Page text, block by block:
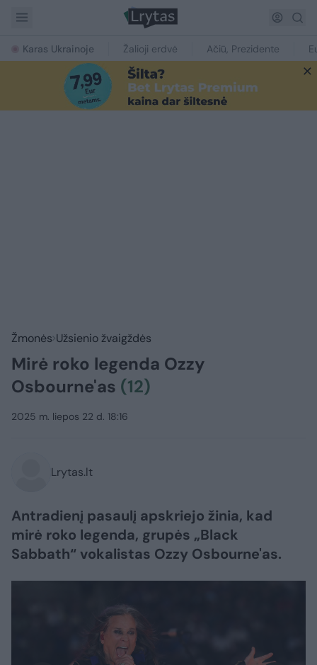
Karas Ukrainoje Žalioji erdvė Ačiū, Prezidente
Žmonės Užsienio žvaigždės
Mirė roko legenda Ozzy
Osbourne'as (12)
2025 m. liepos 22 d. 18:16
Lrytas.lt
Antradienį pasaulį apskriejo žinia, kad
mirė roko legenda, grupės „Black
Sabbath“ vokalistas Ozzy Osbourne'as.